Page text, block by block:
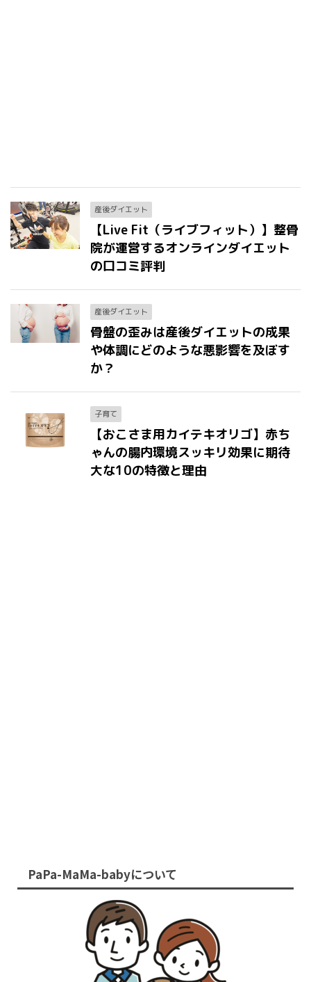
産後ダイエット
【Live Fit（ライブフィット）】整骨
院が運営するオンラインダイエット
の口コミ評判
産後ダイエット
骨盤の歪みは産後ダイエットの成果
や体調にどのような悪影響を及ぼす
か？
子育て
【おこさま用カイテキオリゴ】赤ち
ゃんの腸内環境スッキリ効果に期待
大な10の特徴と理由
PaPa-MaMa-babyについて